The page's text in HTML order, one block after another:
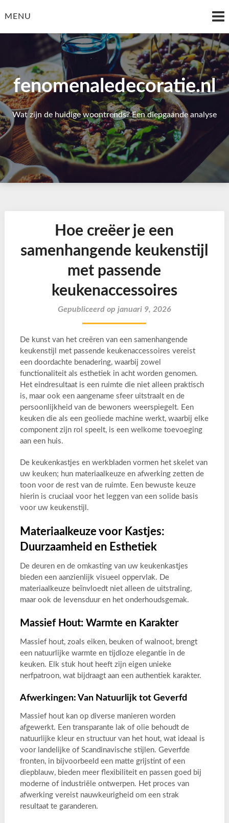
toMENU
fenomenaledecoratie.nl
Wat zijn de huidige woontrends? Een diepgaande analyse
Hoe creëer je een
samenhangende keukenstijl
met passende
keukenaccessoires
Gepubliceerd op januari 9, 2026
De kunst van het creëren van een samenhangende
keukenstijl met passende keukenaccessoires vereist
een doordachte benadering, waarbij zowel
functionaliteit als esthetiek in acht worden genomen.
Het eindresultaat is een ruimte die niet alleen praktisch
is, maar ook een aangename sfeer uitstraalt en de
persoonlijkheid van de bewoners weerspiegelt. Een
keuken die als een geoliede machine werkt, waarbij elke
component zijn rol speelt, is een welkome toevoeging
aan een huis.
De keukenkastjes en werkbladen vormen het skelet van
uw keuken; hun materiaalkeuze en afwerking zetten de
toon voor de rest van de ruimte. Een bewuste keuze
hierin is cruciaal voor het leggen van een solide basis
voor uw keukenstijl.
Materiaalkeuze voor Kastjes:
Duurzaamheid en Esthetiek
De deuren en de omkasting van uw keukenkastjes
bieden een aanzienlijk visueel oppervlak. De
materiaalkeuze beïnvloedt niet alleen de uitstraling,
maar ook de levensduur en het onderhoudsgemak.
Massief Hout: Warmte en Karakter
Massief hout, zoals eiken, beuken of walnoot, brengt
een natuurlijke warmte en tijdloze elegantie in de
keuken. Elk stuk hout heeft zijn eigen unieke
nerfpatroon, wat bijdraagt aan een authentiek karakter.
Afwerkingen: Van Natuurlijk tot Geverfd
Massief hout kan op diverse manieren worden
afgewerkt. Een transparante lak of olie behoudt de
natuurlijke kleur en structuur van het hout, wat ideaal is
voor landelijke of Scandinavische stijlen. Geverfde
fronten, in bijvoorbeeld een matte grijstint of een
diepblauw, bieden meer flexibiliteit en passen goed bij
moderne of industriële ontwerpen. Het proces van
afwerking vereist nauwkeurigheid om een strak
resultaat te garanderen.